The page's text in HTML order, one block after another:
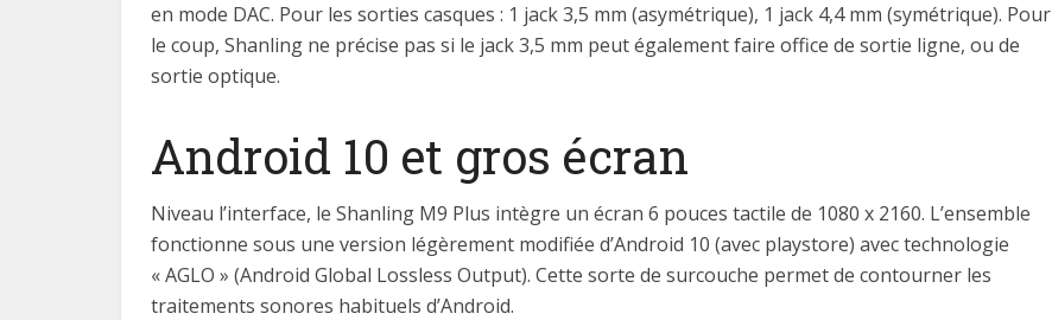
en mode DAC. Pour les sorties casques : 1 jack 3,5 mm (asymétrique), 1 jack 4,4 mm (symétrique). Pour
le coup, Shanling ne précise pas si le jack 3,5 mm peut également faire office de sortie ligne, ou de
sortie optique.
Android 10 et gros écran
Niveau l’interface, le Shanling M9 Plus intègre un écran 6 pouces tactile de 1080 x 2160. L’ensemble
fonctionne sous une version légèrement modifiée d’Android 10 (avec playstore) avec technologie
« AGLO » (Android Global Lossless Output). Cette sorte de surcouche permet de contourner les
traitements sonores habituels d’Android.